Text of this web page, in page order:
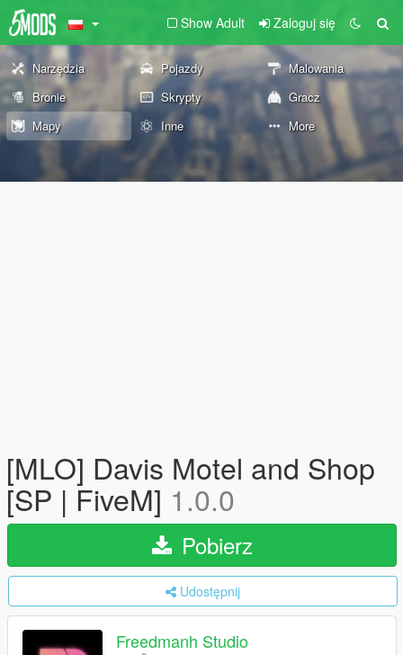
Show Adult Zaloguj się
Narzędzia Pojazdy
Malowania
Bronie
Skrypty
Gracz
Mapy
Inne More
[MLO] Davis Motel and Shop
[SP | FiveM] 1.0.0
Pobierz
Udostępnij
Freedmanh Studio